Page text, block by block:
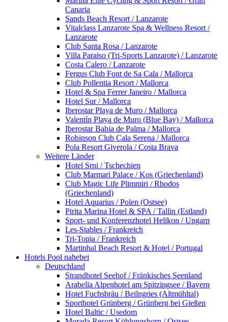
Canaria
Sands Beach Resort / Lanzarote
Vitalclass Lanzarote Spa & Wellness Resort /
Lanzarote
Club Santa Rosa / Lanzarote
Villa Paraiso (Tri-Sports Lanzarote) / Lanzarote
Costa Calero / Lanzarote
Fergus Club Font de Sa Cala / Mallorca
Club Pollentia Resort / Mallorca
Hotel & Spa Ferrer Janeiro / Mallorca
Hotel Sur / Mallorca
Iberostar Playa de Muro / Mallorca
Valentín Playa de Muro (Blue Bay) / Mallorca
Iberostar Bahia de Palma / Mallorca
Robinson Club Cala Serena / Mallorca
Pola Resort Giverola / Costa Brava
Weitere Länder
Hotel Srni / Tschechien
Club Marmari Palace / Kos (Griechenland)
Club Magic Life Plimmiri / Rhodos
(Griechenland)
Hotel Aquarius / Polen (Ostsee)
Pirita Marina Hotel & SPA / Tallin (Estland)
Sport- und Konferenzhotel Helikon / Ungarn
Les-Stables / Frankreich
Tri-Topia / Frankreich
Martinhal Beach Resort & Hotel / Portugal
Hotels Pool nahebei
Deutschland
Strandhotel Seehof / Fränkisches Seenland
Arabella Alpenhotel am Spitzingsee / Bayern
Hotel Fuchsbräu / Beilngries (Altmühltal)
Sporthotel Grünberg / Grünberg bei Gießen
Hotel Baltic / Usedom